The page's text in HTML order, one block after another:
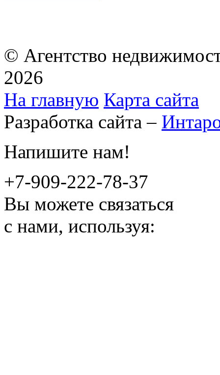
© Агентство
2026
На главную Карта сайта
Разработка сайта –
Напишите нам!
+7-909-222-78-37
Вы можете связаться
с нами, используя: